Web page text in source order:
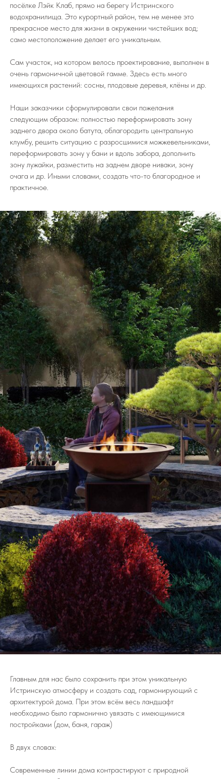
посёлке Лэйк Клаб, прямо на берегу Истринского
водохранилища. Это курортный район, тем не менее это
прекрасное место для жизни в окружении чистейших вод;
само местоположение делает его уникальным.
Сам участок, на котором велось проектирование, выполнен в
очень гармоничной цветовой гамме. Здесь есть много
имеющихся растений: сосны, плодовые деревья, клёны и др.
Наши заказчики сформулировали свои пожелания
следующим образом: полностью переформировать зону
заднего двора около батута, облагородить центральную
клумбу, решить ситуацию с разросшимися можжевельниками,
переформировать зону у бани и вдоль забора, дополнить
зону лужайки, разместить на заднем дворе ниваки, зону
очага и др. Иными словами, создать что-то благородное и
практичное.
Главным для нас было сохранить при этом уникальную
Истринскую атмосферу и создать сад, гармонирующий с
архитектурой дома. При этом всём весь ландшафт
необходимо было гармонично увязать с имеющимися
постройками (дом, баня, гараж)
В двух словах:
Современные линии дома контрастируют с природной